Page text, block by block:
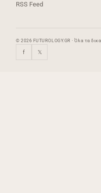
RSS Feed
© 2026 FUTUROLOGY.GR · Όλα τα
f 𝕏